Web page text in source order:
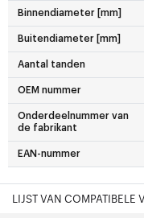
Binnendiameter [mm]
Buitendiameter [mm]
Aantal tanden
OEM nummer
Onderdeelnummer van
de fabrikant
EAN-nummer
LIJST VAN COMPATIBELE